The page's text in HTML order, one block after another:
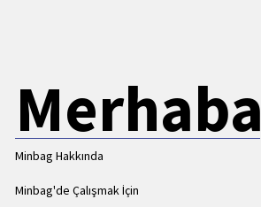
Minbag Hakkında
Minbag'de Çalışmak İçin
Merhaba